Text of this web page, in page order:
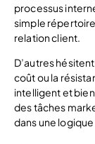
processus
simple
relation client.
D’autres
coût ou la
intelligent et
des tâches
dans une